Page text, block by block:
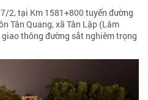
2, tại Km 1581+800 tuyến đường
Tân Quang, xã Tân Lập (Lâm
thông đường sắt nghiêm trọng